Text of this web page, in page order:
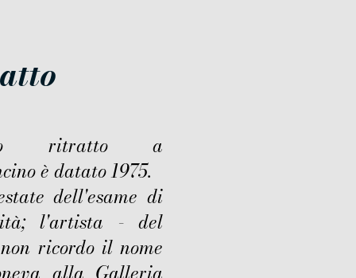
ritratto a
è datato 1975.
dell'esame di
l'artista - del
ricordo il nome